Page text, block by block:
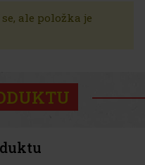
ale položka je